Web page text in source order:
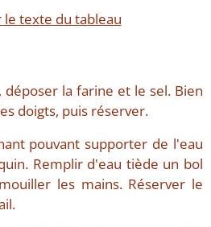
le texte du tableau
déposer la farine et le sel. Bien
doigts, puis réserver.
pouvant supporter de l'eau
Remplir d'eau tiède un bol
les mains. Réserver le